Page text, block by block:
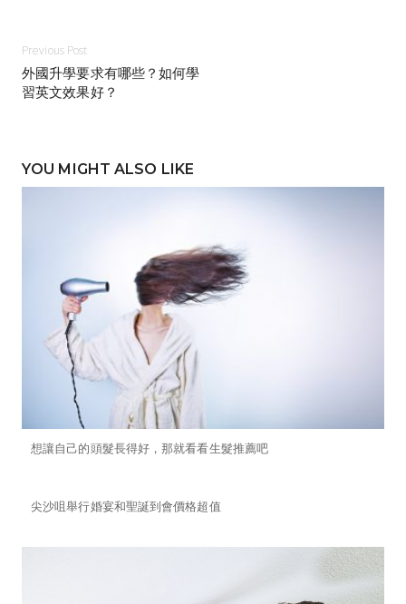
Previous Post
外國升學要求有哪些？如何學
習英文效果好？
YOU MIGHT ALSO LIKE
想讓自己的頭髮長得好，那就看看生髮推薦吧
尖沙咀舉行婚宴和聖誕到會價格超值